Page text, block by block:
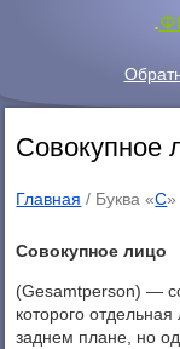
.
Совокупное
Главная / Буква «С
Совокупное лицо
(Gesamtperson) —
которого
заднем плане, но